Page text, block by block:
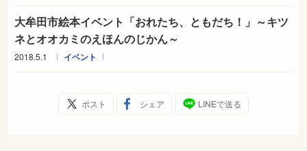
大牟田市絵本イベント「おれたち、ともだち！」～キツ
ネとオオカミのえほんのじかん～
2018.5.1 イベント
ポスト シェア LINEで送る